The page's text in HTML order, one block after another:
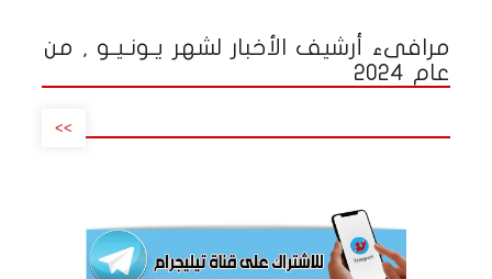
مرافىء أرشيف الأخبار لشهر يـونـيـو , من
عام 2024
>>